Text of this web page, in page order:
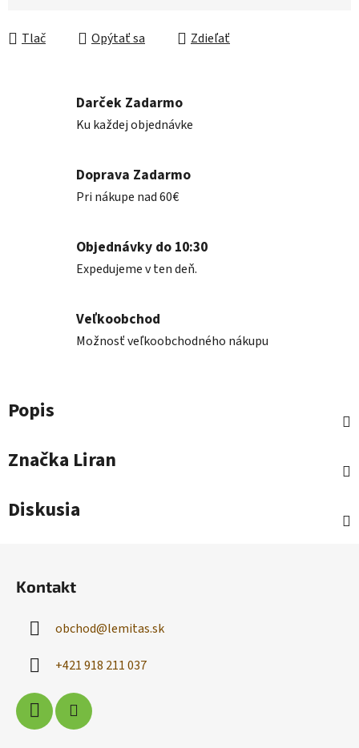
Tlač Opýtať sa Zdieľať
Darček Zadarmo
Ku každej objednávke
Doprava Zadarmo
Pri nákupe nad 60€
Objednávky do 10:30
Expedujeme v ten deň.
Veľkoobchod
Možnosť veľkoobchodného nákupu
Popis
Značka Liran
Diskusia
Kontakt
obchod@lemitas.sk
+421 918 211 037